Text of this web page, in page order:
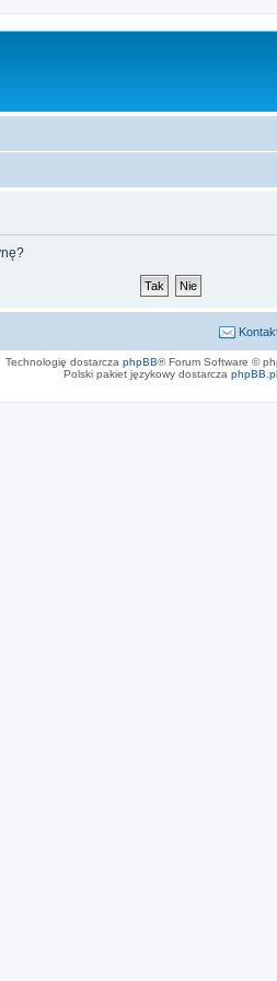
Technologię dostarcza phpBB® Forum Software ©
Polski pakiet językowy dostarcza phpBB.pl